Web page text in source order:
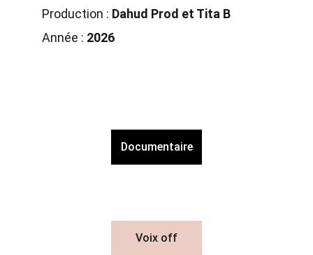
Production : Dahud Prod et Tita B
Année : 2026
Documentaire
Voix off